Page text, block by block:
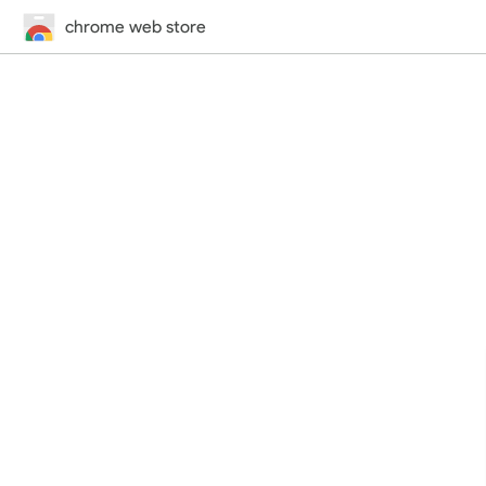
chrome web store